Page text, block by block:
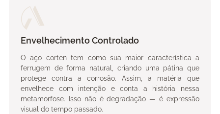
Envelhecimento Controlado
O aço corten tem como sua maior característica a
ferrugem de forma natural, criando uma pátina que
protege contra a corrosão. Assim, a matéria que
envelhece com intenção e conta a história nessa
metamorfose. Isso não é degradação — é expressão
visual do tempo passado.